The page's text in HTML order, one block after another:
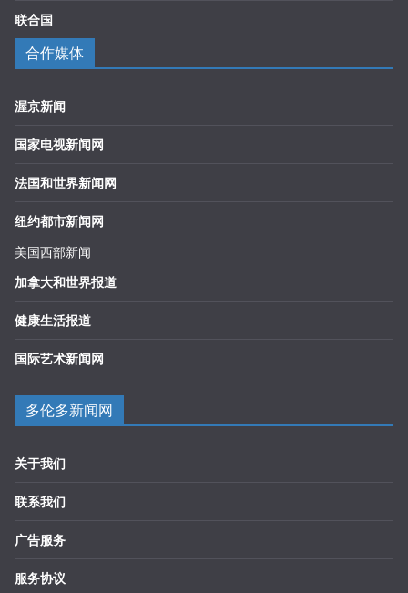
联合国
合作媒体
渥京新闻
国家电视新闻网
法国和世界新闻网
纽约都市新闻网
美国西部新闻
加拿大和世界报道
健康生活报道
国际艺术新闻网
多伦多新闻网
关于我们
联系我们
广告服务
服务协议